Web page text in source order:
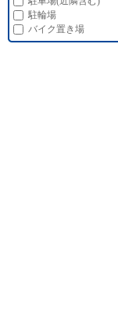
駐輪場
バイク置き場